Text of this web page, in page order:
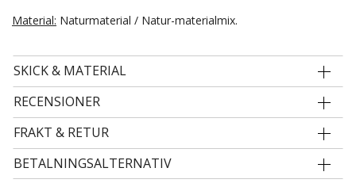
Material: Naturmaterial / Natur-materialmix.
SKICK & MATERIAL
RECENSIONER
FRAKT & RETUR
BETALNINGSALTERNATIV